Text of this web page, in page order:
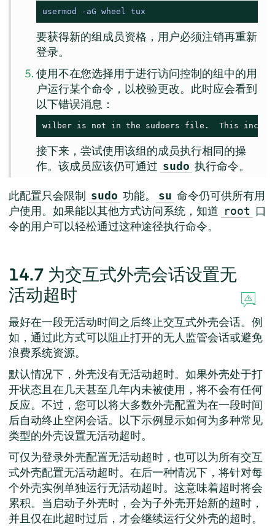
usermod -aG wheel tux
要获得新的组成员资格，用户必须注销再重新
登录。
使用不在您选择用于进行访问控制的组中的用
户运行某个命令，以校验更改。此时应会看到
以下错误消息：
wilber is not in the sudoers file.  This
接下来，尝试使用该组的成员执行相同的操
作。该成员应该仍可通过 sudo 执行命令。
此配置只会限制 sudo 功能。 su 命令仍可供所有用
户使用。如果能以其他方式访问系统，知道 root 口
令的用户可以轻松通过这种途径执行命令。
14.7 为交互式外壳会话设置无
活动超时
最好在一段无活动时间之后终止交互式外壳会话。例
如，通过此方式可以阻止打开的无人监管会话或避免
浪费系统资源。
默认情况下，外壳没有无活动超时。如果外壳处于打
开状态且在几天甚至几年内未被使用，将不会有任何
反应。不过，您可以将大多数外壳配置为在一段时间
后自动终止空闲会话。以下示例显示如何为多种常见
类型的外壳设置无活动超时。
可仅为登录外壳配置无活动超时，也可以为所有交互
式外壳配置无活动超时。在后一种情况下，将针对每
个外壳实例单独运行无活动超时。这意味着超时将会
累积。当启动子外壳时，会为子外壳开始新的超时，
并且仅在此超时过后，才会继续运行父外壳的超时。